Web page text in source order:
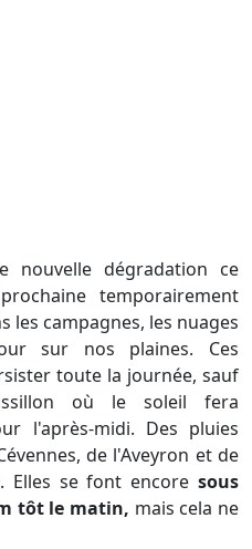
temporairement
les campagnes, les nuages
sur nos plaines. Ces
toute la journée, sauf
où le soleil fera
l'après-midi. Des pluies
de l'Aveyron et de
Elles se font encore sous
tôt le matin, mais cela ne